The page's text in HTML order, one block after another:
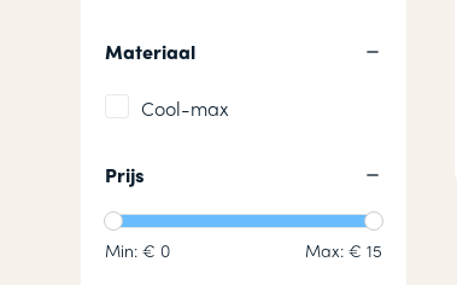
Materiaal
Cool-max
Prijs
Min: € 0 Max: € 15